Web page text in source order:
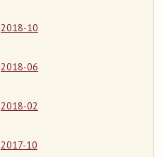
2018-10
2018-06
2018-02
2017-10